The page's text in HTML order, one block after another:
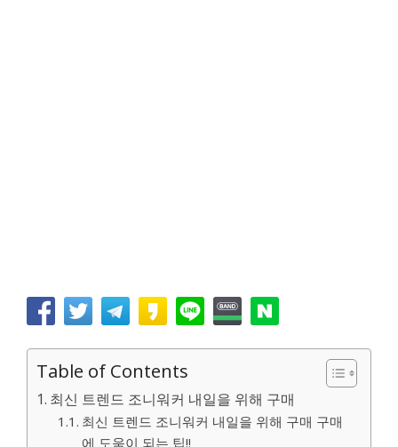
Table of Contents
최신 트렌드 조니워커 내일을 위해 구매
최신 트렌드 조니워커 내일을 위해 구매 구매
에 도움이 되는 팁!!